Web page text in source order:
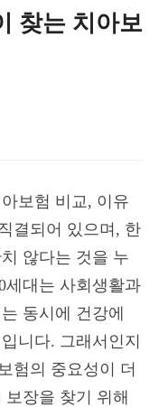
찾는 치아보
보험 비교, 이유
결되어 있으며, 한
않다는 것을 누
세대는 사회생활과
동시에 건강에
니다. 그래서인지
험의 중요성이 더
장을 찾기 위해